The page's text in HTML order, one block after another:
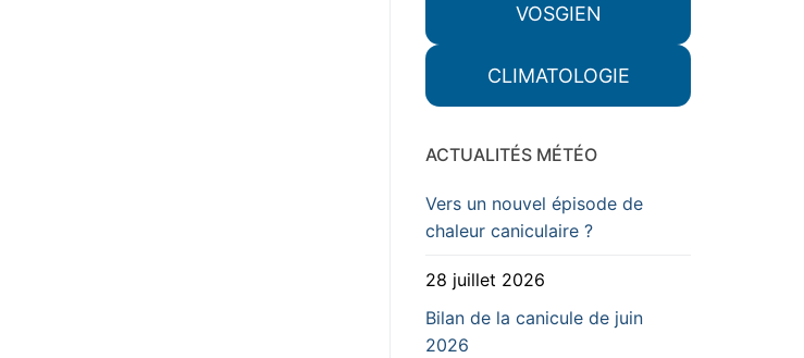
VOSGIEN
CLIMATOLOGIE
ACTUALITÉS MÉTÉO
Vers un nouvel épisode de
chaleur caniculaire ?
28 juillet 2026
Bilan de la canicule de juin
2026